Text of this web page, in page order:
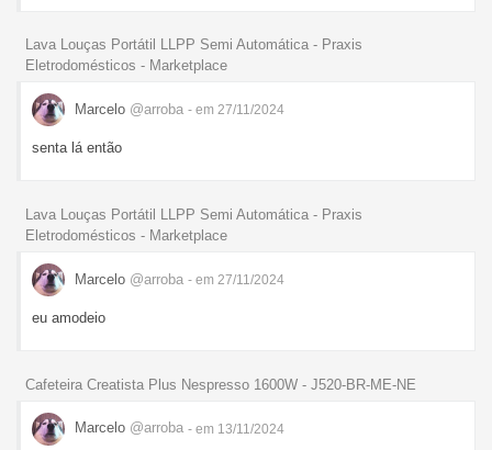
Lava Louças Portátil LLPP Semi Automática - Praxis
Eletrodomésticos - Marketplace
Marcelo @arroba - em 27/11/2024
senta lá então
Lava Louças Portátil LLPP Semi Automática - Praxis
Eletrodomésticos - Marketplace
Marcelo @arroba - em 27/11/2024
eu amodeio
Cafeteira Creatista Plus Nespresso 1600W - J520-BR-ME-NE
Marcelo @arroba - em 13/11/2024